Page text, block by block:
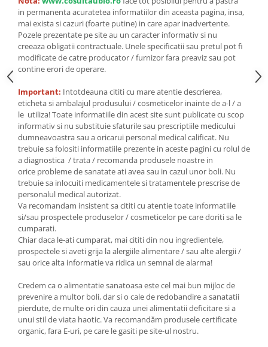
Mixuri, condimente si mirodenii
Mixuri
Condimente
Mirodenii
Maioneza bio
Pesto Bio
Semipreparate
Specialitati si produse asiatice
in permanenta acuratetea informatiilor din aceasta pagina, insa,
mai exista si cazuri (foarte putine) in care apar inadvertente.
Pozele prezentate pe site au un caracter informativ si nu
creeaza obligatii contractuale. Unele specificatii sau pretul pot fi
modificate de catre producator / furnizor fara preaviz sau pot
contine erori de operare.
Important: Intotdeauna cititi cu mare atentie descrierea,
eticheta si ambalajul produsului / cosmeticelor inainte de a-l / a
le utiliza! Toate informatiile din acest site sunt publicate cu scop
informativ si nu substituie sfaturile sau prescriptiile medicului
dumneavoastra sau a oricarui personal medical calificat. Nu
trebuie sa folositi informatiile prezente in aceste pagini cu rolul de
a diagnostica / trata / recomanda produsele noastre in
orice probleme de sanatate ati avea sau in cazul unor boli. Nu
trebuie sa inlocuiti medicamentele si tratamentele prescrise de
personalul medical autorizat.
Va recomandam insistent sa cititi cu atentie toate informatiile
si/sau prospectele produselor / cosmeticelor pe care doriti sa le
cumparati.
Chiar daca le-ati cumparat, mai cititi din nou ingredientele,
prospectele si aveti grija la alergiile alimentare / sau alte alergii /
sau orice alta informatie va ridica un semnal de alarma!
Credem ca o alimentatie sanatoasa este cel mai bun mijloc de
prevenire a multor boli, dar si o cale de redobandire a sanatatii
pierdute, de multe ori din cauza unei alimentatii deficitare si a
unui stil de viata haotic. Va recomandăm produsele certificate
organic, fara E-uri, pe care le gasiti pe site-ul nostru.